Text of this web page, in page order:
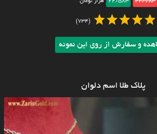
(734)
و سفارش از روی این نمونه
پلاک طلا اسم دلوان